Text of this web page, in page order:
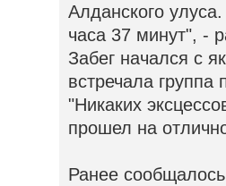
Алданского
часа 37 минут", -
Забег начался с
встречала
"Никаких
прошел на
Ранее